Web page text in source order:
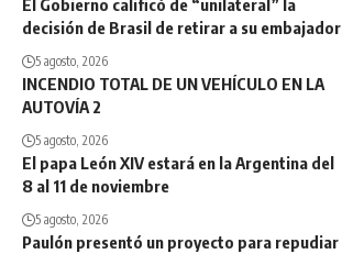
El Gobierno calificó de “unilateral” la
decisión de Brasil de retirar a su embajador
5 agosto, 2026
INCENDIO TOTAL DE UN VEHÍCULO EN LA
AUTOVÍA 2
5 agosto, 2026
El papa León XIV estará en la Argentina del
8 al 11 de noviembre
5 agosto, 2026
Paulón presentó un proyecto para repudiar